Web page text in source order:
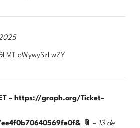
oWywySzI wZY
– https://graph.org/Ticket–
📎 – 13 de